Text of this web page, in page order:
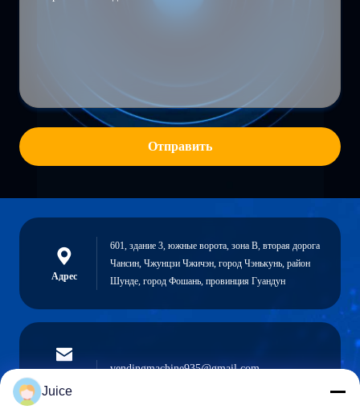
Отправить
Адрес
601, здание 3, южные ворота, зона B, вторая дорога
Чансин, Чжунцзи Чжичэн, город Чэнькунь, район
Шунде, город Фошань, провинция Гуандун
почта
vendingmachine935@gmail.com
Juice